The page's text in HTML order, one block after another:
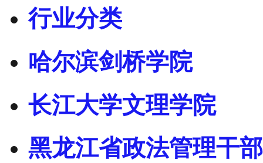
行业分类
哈尔滨剑桥学院
长江大学文理学院
黑龙江省政法管理干